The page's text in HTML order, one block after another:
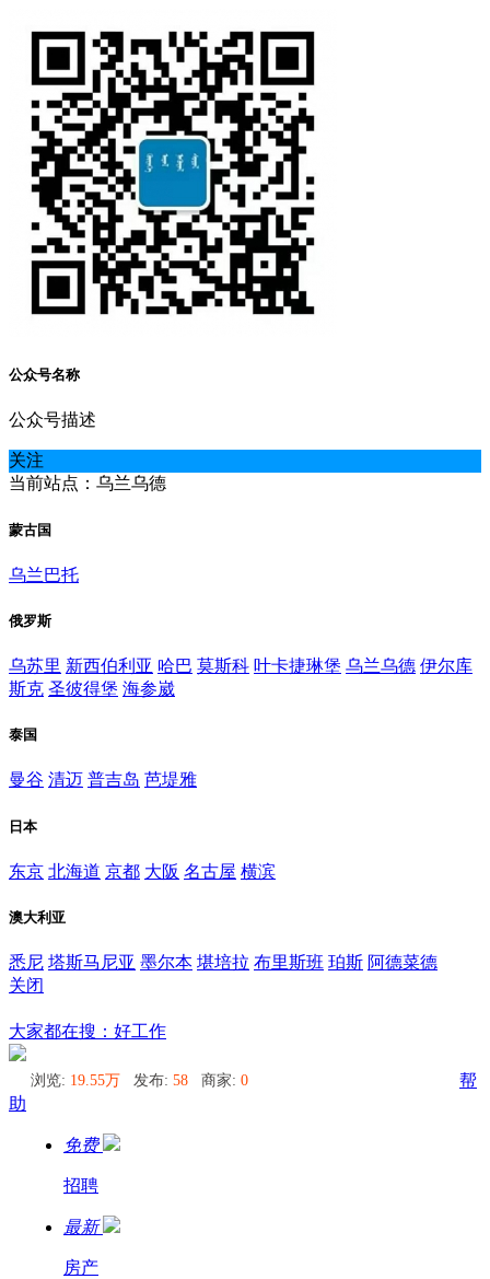
公众号名称
公众号描述
关注
当前站点：乌兰乌德
蒙古国
乌兰巴托
俄罗斯
乌苏里 新西伯利亚 哈巴 莫斯科 叶卡捷琳堡 乌兰乌德 伊尔库
斯克 圣彼得堡 海参崴
泰国
曼谷 清迈 普吉岛 芭堤雅
日本
东京 北海道 京都 大阪 名古屋 横滨
澳大利亚
悉尼 塔斯马尼亚 墨尔本 堪培拉 布里斯班 珀斯 阿德菜德
关闭
大家都在搜：好工作
浏览: 19.55万 发布: 58 商家: 0
帮
助
免费
招聘
最新
房产